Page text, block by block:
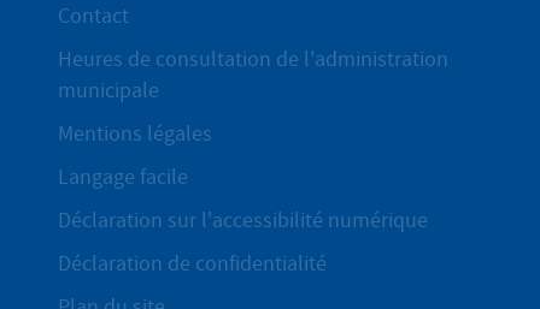
Contact
Heures de consultation de l'administration
municipale
Mentions légales
Langage facile
Déclaration sur l'accessibilité numérique
Déclaration de confidentialité